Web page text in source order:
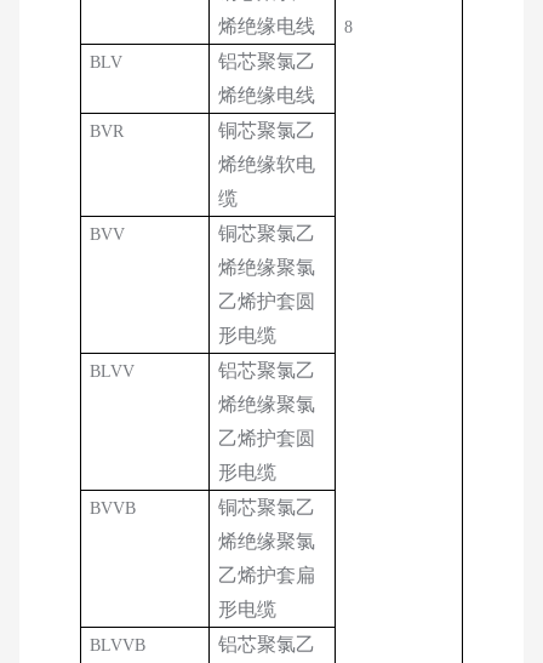
烯绝缘电线
8
BLV
铝芯聚氯乙
烯绝缘电线
BVR
铜芯聚氯乙
烯绝缘软电
缆
BVV
铜芯聚氯乙
烯绝缘聚氯
乙烯护套圆
形电缆
BLVV
铝芯聚氯乙
烯绝缘聚氯
乙烯护套圆
形电缆
BVVB
铜芯聚氯乙
烯绝缘聚氯
乙烯护套扁
形电缆
BLVVB
铝芯聚氯乙